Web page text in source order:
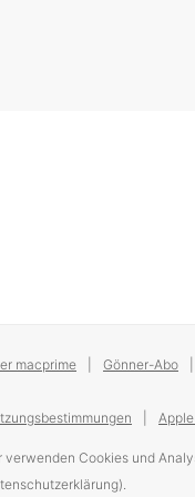
macprime Gönner-Abo
verwenden Cookies und